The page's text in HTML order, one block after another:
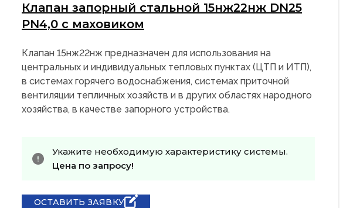
Клапан запорный стальной 15нж22нж DN25
PN4,0 с маховиком
Клапан 15нж22нж предназначен для использования на
центральных и индивидуальных тепловых пунктах (ЦТП и ИТП),
в системах горячего водоснабжения, системах приточной
вентиляции тепличных хозяйств и в других областях народного
хозяйства, в качестве запорного устройства.
Укажите необходимую характеристику системы.
Цена по запросу!
ОСТАВИТЬ ЗАЯВКУ